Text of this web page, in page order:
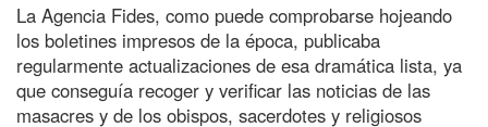
La Agencia Fides, como puede comprobarse hojeando
los boletines impresos de la época, publicaba
regularmente actualizaciones de esa dramática lista, ya
que conseguía recoger y verificar las noticias de las
masacres y de los obispos, sacerdotes y religiosos